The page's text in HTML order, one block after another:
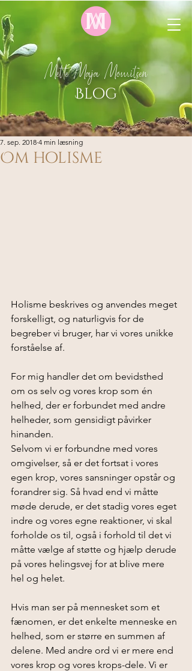
Mette Maja Mouritsen
Blog
Om holisme
7. sep. 2018 4 min læsning
Holisme beskrives og anvendes meget
forskelligt, og naturligvis for de
begreber vi bruger, har vi vores unikke
forståelse af.
For mig handler det om bevidsthed
om os selv og vores krop som én
helhed, der er forbundet med andre
helheder, som gensidigt påvirker
hinanden.
Selvom vi er forbundne med vores
omgivelser, så er det fortsat i vores
egen krop, vores sansninger opstår og
forandrer sig. Så hvad end vi måtte
møde derude, er det stadig vores eget
indre og vores egne reaktioner, vi skal
forholde os til, også i forhold til det vi
måtte vælge af støtte og hjælp derude
på vores helingsvej for at blive mere
hel og helet.
Hvis man ser på mennesket som et
fænomen, er det enkelte menneske en
helhed, som er større en summen af
delene. Med andre ord vi er mere end
vores krop og vores krops-dele. Vi er